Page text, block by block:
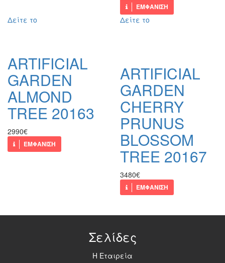
ΕΜΦΑΝΙΣΗ
Δείτε το
ARTIFICIAL
GARDEN
ALMOND
TREE 20163
2990€
ΕΜΦΑΝΙΣΗ
Δείτε το
ARTIFICIAL
GARDEN
CHERRY
PRUNUS
BLOSSOM
TREE 20167
3480€
ΕΜΦΑΝΙΣΗ
Σελίδες
Η Εταιρεία